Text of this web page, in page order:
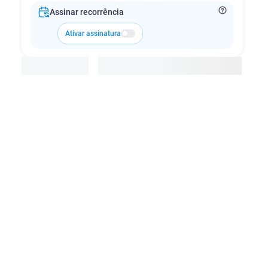
Assinar recorrência
Ativar assinatura